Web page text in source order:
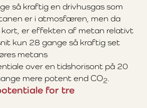
så kraftig en drivhusgas som
er i atmosfæren, men da
kort, er effekten af metan relativt
kun 28 gange så kraftig set
metans
over en tidshorisont på 20
mere potent end CO2.
for tre